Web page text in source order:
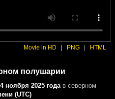
Movie in HD PNG HTML
полушарии
ноября 2025 годав северном
(UTC)